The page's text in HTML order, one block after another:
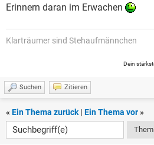
Erinnern daran im Erwachen
Klarträumer sind Stehaufmännchen
Dein
Suchen Zitieren
« Ein Thema zurück | Ein Thema vor»